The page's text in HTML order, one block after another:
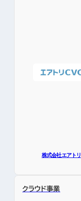
株式会社エアトリ
クラウド事業